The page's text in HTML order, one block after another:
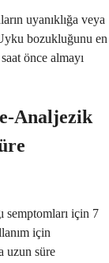
uyanıklığa veya
bozukluğunu en
önce almayı
Analjezik
semptomları için 7
için
uzun süre